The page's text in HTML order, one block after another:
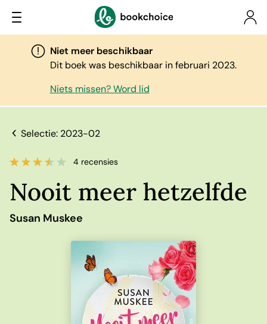
Niet meer beschikbaar
Dit boek was beschikbaar in februari 2023.
Niets missen? Word lid
Selectie: 2023-02
4 recensies
Nooit meer hetzelfde
Susan Muskee